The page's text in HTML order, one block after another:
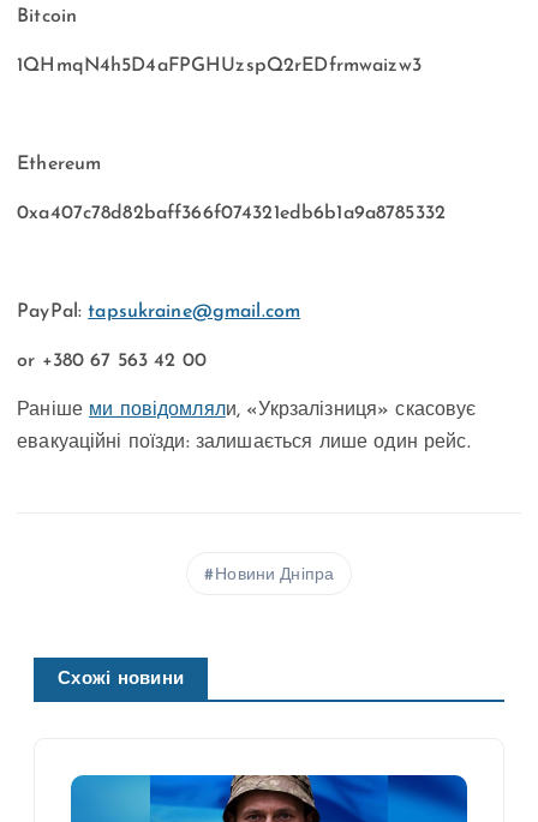
Bitcoin
1QHmqN4h5D4aFPGHUzspQ2rEDfrmwaizw3
Ethereum
0xa407c78d82baff366f074321edb6b1a9a8785332
PayPal:tapsukraine@gmail.com
or +380 67 563 42 00
Раніше ми повідомляли, «Укрзалізниця» скасовує
евакуаційні поїзди: залишається лише один рейс.
Новини Дніпра
Схожі новини